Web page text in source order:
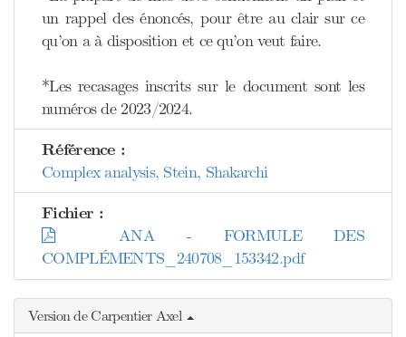
un rappel des énoncés, pour être au clair sur ce
qu’on a à disposition et ce qu’on veut faire.
*Les recasages inscrits sur le document sont les
numéros de 2023/2024.
Référence :
Complex analysis, Stein, Shakarchi
Fichier :
ANA - FORMULE DES
COMPLÉMENTS_240708_153342.pdf
Version de Carpentier Axel